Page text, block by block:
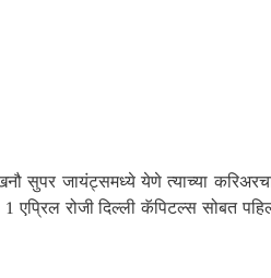
सुपर जायंट्समध्ये येणे त्याच्या
रोजी दिल्ली कॅपिटल्स सोबत